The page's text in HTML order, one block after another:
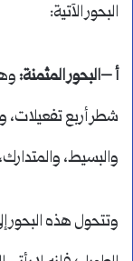
البحور الآتية:
أ –البحور المثمنة:
شطر أربع تفعيلات،
والبسيط،
وتتحول هذه البحور